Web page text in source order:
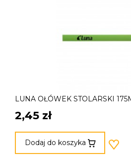
LUNA OŁÓWEK STOLARSKI
2,45 zł
Dodaj do koszyka